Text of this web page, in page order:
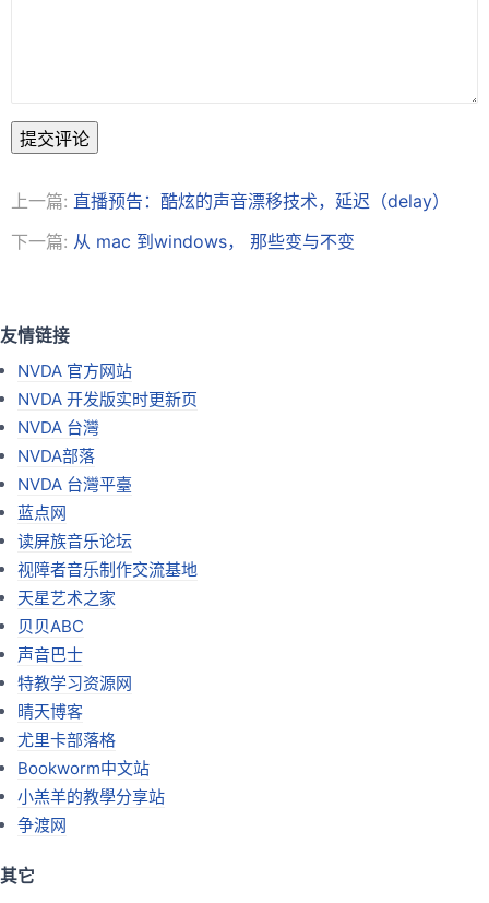
提交评论
上一篇: 直播预告：酷炫的声音漂移技术，延迟（delay）
下一篇: 从 mac 到windows， 那些变与不变
友情链接
NVDA 官方网站
NVDA 开发版实时更新页
NVDA 台灣
NVDA部落
NVDA 台灣平臺
蓝点网
读屏族音乐论坛
视障者音乐制作交流基地
天星艺术之家
贝贝ABC
声音巴士
特教学习资源网
晴天博客
尤里卡部落格
Bookworm中文站
小羔羊的教學分享站
争渡网
其它